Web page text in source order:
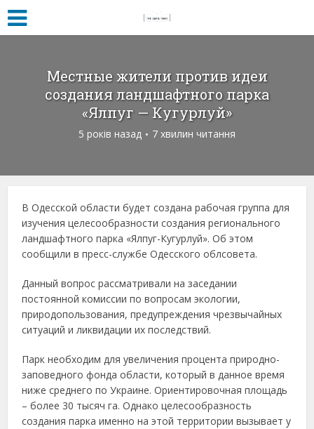
Местные жители против идеи
создания ландшафтного парка
«Ялпуг — Кугурлуй»
5 років назад 7 хвилин читання
В Одесской области будет создана рабочая группа для
изучения целесообразности создания регионального
ландшафтного парка «Ялпуг-Кугурлуй». Об этом
сообщили в пресс-службе Одесского облсовета.
Данный вопрос рассматривали на заседании
постоянной комиссии по вопросам экологии,
природопользования, предупреждения чрезвычайных
ситуаций и ликвидации их последствий.
Парк необходим для увеличения процента природно-
заповедного фонда области, который в данное время
ниже среднего по Украине. Ориентировочная площадь
– более 30 тысяч га. Однако целесообразность
создания парка именно на этой территории вызывает у